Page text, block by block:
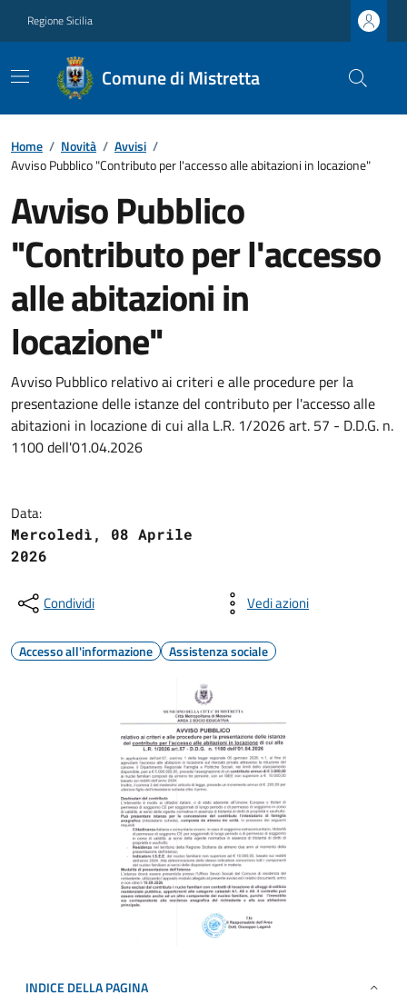
Regione Sicilia
Comune di Mistretta
Home / Novità / Avvisi /
Avviso Pubblico "Contributo per l'accesso alle abitazioni in locazione"
Avviso Pubblico
"Contributo per l'accesso
alle abitazioni in
locazione"
Avviso Pubblico relativo ai criteri e alle procedure per la
presentazione delle istanze del contributo per l'accesso alle
abitazioni in locazione di cui alla L.R. 1/2026 art. 57 - D.D.G. n.
1100 dell'01.04.2026
Data:
Mercoledì, 08 Aprile
2026
Condividi Vedi azioni
Accesso all'informazione Assistenza sociale
INDICE DELLA PAGINA